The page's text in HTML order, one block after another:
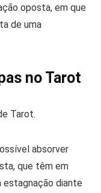
oposta, em que
de uma
no Tarot
absorver
que têm em
estagnação diante